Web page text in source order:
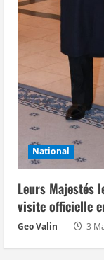
National
Leurs Majestés
visite officielle
Geo Valin 3